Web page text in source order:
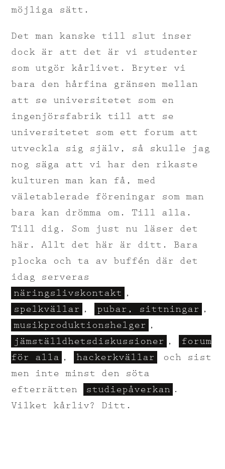
möjliga sätt.
Det man kanske till slut inser
dock är att det är vi studenter
som utgör kårlivet. Bryter vi
bara den hårfina gränsen mellan
att se universitetet som en
ingenjörsfabrik till att se
universitetet som ett forum att
utveckla sig själv, så skulle jag
nog säga att vi har den rikaste
kulturen man kan få, med
väletablerade föreningar som man
bara kan drömma om. Till alla.
Till dig. Som just nu läser det
här. Allt det här är ditt. Bara
plocka och ta av buffén där det
idag serveras
näringslivskontakt ,
spelkvällar , pubar, sittningar ,
musikproduktionshelger ,
jämställdhetsdiskussioner ,
forum
för alla , hackerkvällar
och sist
men inte minst den söta
efterrätten
studiepåverkan .
Vilket kårliv? Ditt.